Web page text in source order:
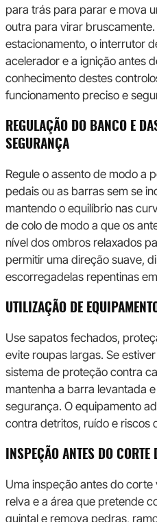
para trás para parar e mova
outra para virar
estacionamento, o interrutor
acelerador e a ignição antes
conhecimento destes
funcionamento preciso e
REGULAÇÃO DO BANCO E
SEGURANÇA
Regule o assento de modo a
pedais ou as barras sem se
mantendo o equilíbrio nas
de colo de modo a que os
nível dos ombros relaxados
permitir uma direção suave,
escorregadelas repentinas
UTILIZAÇÃO DE
Use sapatos fechados,
evite roupas largas. Se
sistema de proteção contra
mantenha a barra levantada
segurança. O equipamento
contra detritos, ruído e riscos
INSPEÇÃO ANTES DO CORTE
Uma inspeção antes do
relva e a área que pretende
quintal e remova pedras,